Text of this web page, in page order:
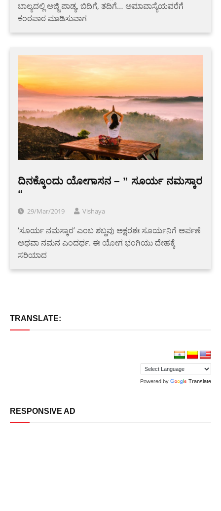
ಬಾಲ್ಯದಲ್ಲಿ ಅಜ್ಜಿ ಪಾಡ್ಯ, ಬಿದಿಗೆ, ತದಿಗೆ… ಅಮಾವಾಸ್ಯೆಯವರೆಗೆ
ಕಂಠಪಾಠ ಮಾಡಿಸುವಾಗ
ದಿನಕ್ಕೊಂದು ಯೋಗಾಸನ – ” ಸೂರ್ಯ ನಮಸ್ಕಾರ
“
29/Mar/2019 Vishaya
‘ಸೂರ್ಯ ನಮಸ್ಕಾರ’ ಎಂಬ ಶಬ್ದವು ಅಕ್ಷರಶಃ ಸೂರ್ಯನಿಗೆ ಅರ್ಪಣೆ
ಅಥವಾ ನಮನ ಎಂದರ್ಥ. ಈ ಯೋಗ ಭಂಗಿಯು ದೇಹಕ್ಕೆ
ಸರಿಯಾದ
TRANSLATE:
Powered by Translate
RESPONSIVE AD